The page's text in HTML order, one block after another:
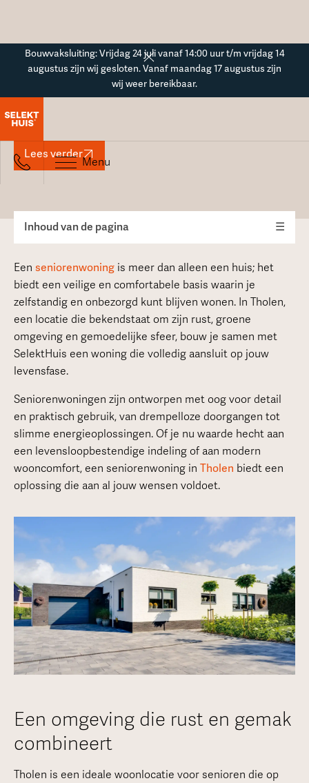
Bouwvaksluiting: Vrijdag 24 juli vanaf 14:00 uur t/m vrijdag 14
augustus zijn wij gesloten. Vanaf maandag 17 augustus zijn
wij weer bereikbaar.
Menu
Seniorenwoning in Tholen
Lees verder
Inhoud van de pagina ☰
Een seniorenwoningis meer dan alleen een huis; het
biedt een veilige en comfortabele basis waarin je
zelfstandig en onbezorgd kunt blijven wonen. In Tholen,
een locatie die bekendstaat om zijn rust, groene
omgeving en gemoedelijke sfeer, bouw je samen met
SelektHuis een woning die volledig aansluit op jouw
levensfase.
Seniorenwoningen zijn ontworpen met oog voor detail
en praktisch gebruik, van drempelloze doorgangen tot
slimme energieoplossingen. Of je nu waarde hecht aan
een levensloopbestendige indeling of aan modern
wooncomfort, een seniorenwoning in Tholen biedt een
oplossing die aan al jouw wensen voldoet.
Een omgeving die rust en gemak
combineert
Tholen is een ideale woonlocatie voor senioren die op